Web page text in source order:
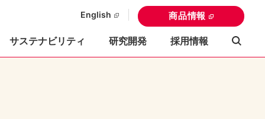
English 商品情報
サステナビリティ 研究開発 採用情報